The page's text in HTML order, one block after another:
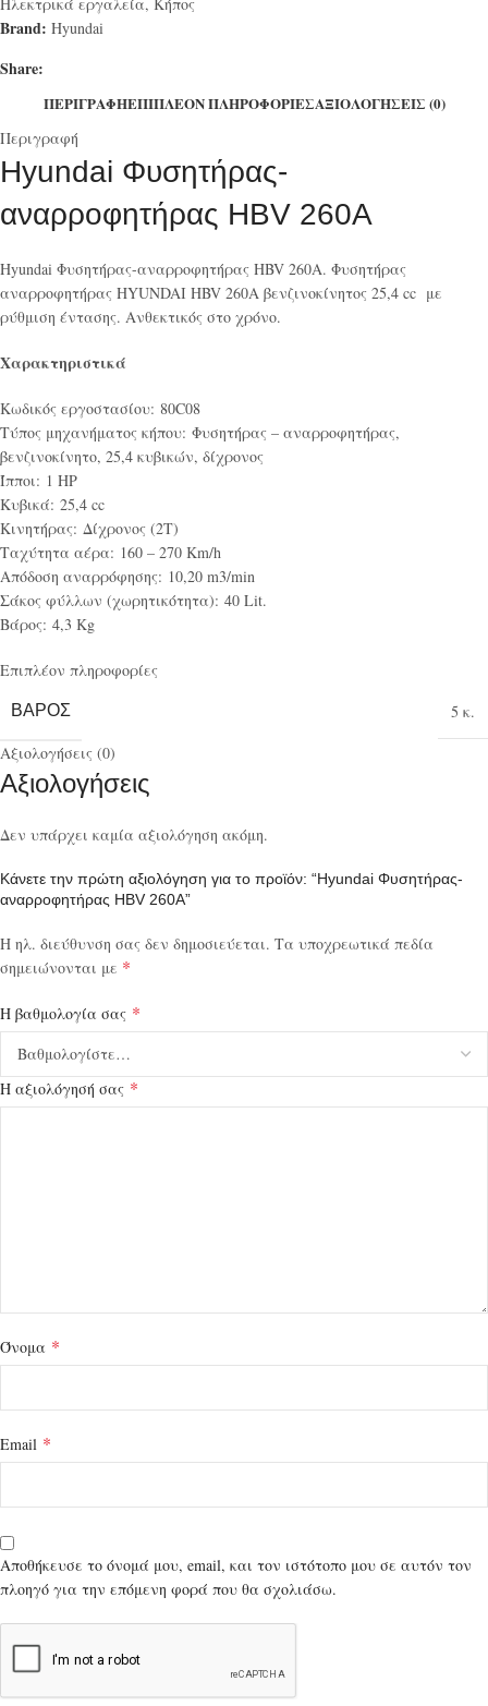
Brand: Hyundai
Share:
ΠΕΡΙΓΡΑΦΉΕΠΙΠΛΈΟΝ ΠΛΗΡΟΦΟΡΊΕΣΑΞΙΟΛΟΓΉΣΕΙΣ (0)
Περιγραφή
Hyundai Φυσητήρας-
αναρροφητήρας HBV 260A
Hyundai Φυσητήρας-αναρροφητήρας HBV 260A. Φυσητήρας
αναρροφητήρας HYUNDAI HBV 260A βενζινοκίνητος 25,4 cc με
ρύθμιση έντασης. Ανθεκτικός στο χρόνο.
Χαρακτηριστικά
Κωδικός εργοστασίου: 80C08
Τύπος μηχανήματος κήπου: Φυσητήρας – αναρροφητήρας,
βενζινοκίνητο, 25,4 κυβικών, δίχρονος
Ίπποι: 1 HP
Κυβικά: 25,4 cc
Κινητήρας: Δίχρονος (2Τ)
Ταχύτητα αέρα: 160 – 270 Km/h
Απόδοση αναρρόφησης: 10,20 m3/min
Σάκος φύλλων (χωρητικότητα): 40 Lit.
Βάρος: 4,3 Kg
Επιπλέον πληροφορίες
ΒΆΡΟΣ
5 κ.
Αξιολογήσεις (0)
Αξιολογήσεις
Δεν υπάρχει καμία αξιολόγηση ακόμη.
Κάνετε την πρώτη αξιολόγηση για το προϊόν: “Hyundai Φυσητήρας-
αναρροφητήρας HBV 260A”
Η ηλ. διεύθυνση σας δεν δημοσιεύεται. Τα υποχρεωτικά πεδία
σημειώνονται με *
Η βαθμολογία σας *
Η αξιολόγησή σας *
Όνομα *
Email *
Αποθήκευσε το όνομά μου, email, και τον ιστότοπο μου σε αυτόν τον
πλοηγό για την επόμενη φορά που θα σχολιάσω.